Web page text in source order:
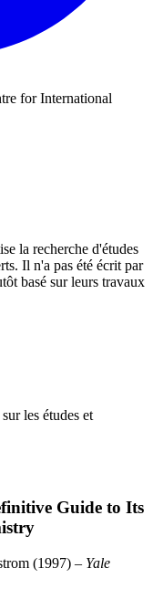
for International
la recherche d'études
Il n'a pas été écrit par
basé sur leurs travaux
les études et
Guide to Its
(1997) – Yale